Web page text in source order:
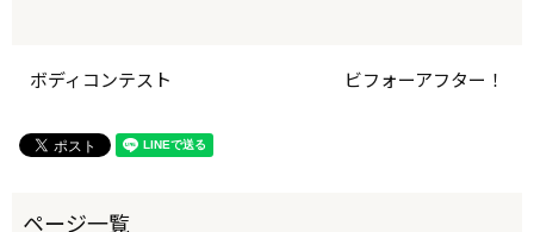
ボディコンテスト ビフォーアフター！